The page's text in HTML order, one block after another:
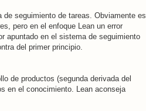
de seguimiento de tareas. Obviamente es
pero en el enfoque Lean un error
apuntado en el sistema de seguimiento
del primer principio.
de productos (segunda derivada del
en el conocimiento. Lean aconseja